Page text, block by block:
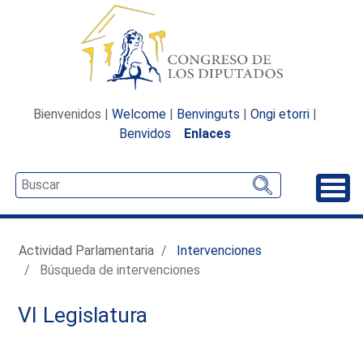
Bienvenidos | Welcome | Benvinguts | Ongi etorri |
Benvidos
Enlaces
Actividad Parlamentaria
Intervenciones
Búsqueda de intervenciones
VI Legislatura